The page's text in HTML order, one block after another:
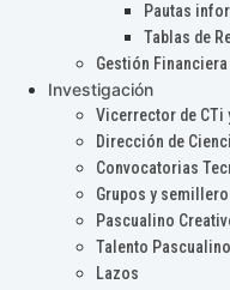
Pautas
Tablas de
Gestión Financiera
Investigación
Vicerrector de CTi
Dirección de
Convocatorias
Grupos y
Pascualino
Talento Pascualino
Lazos